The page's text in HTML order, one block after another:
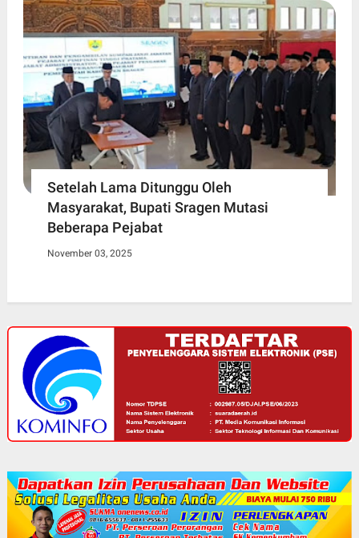
Setelah Lama Ditunggu Oleh
Masyarakat, Bupati Sragen Mutasi
Beberapa Pejabat
November 03, 2025